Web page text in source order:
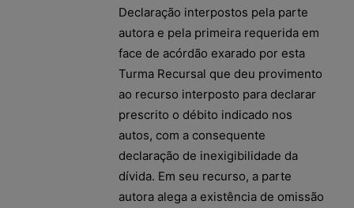
Declaração interpostos pela parte
autora e pela primeira requerida em
face de acórdão exarado por esta
Turma Recursal que deu provimento
ao recurso interposto para declarar
prescrito o débito indicado nos
autos, com a consequente
declaração de inexigibilidade da
dívida. Em seu recurso, a parte
autora alega a existência de omissão